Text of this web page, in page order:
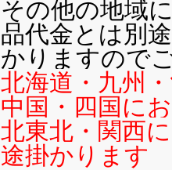
その他の地域
品代金とは別
かりますので
北海道・九州
中国・四国に
北東北・関西
途掛かります